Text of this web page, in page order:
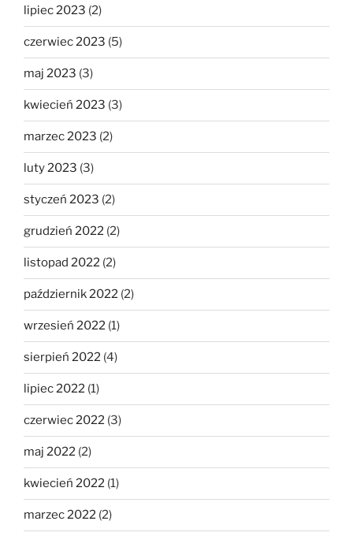
lipiec 2023 (2)
czerwiec 2023 (5)
maj 2023 (3)
kwiecień 2023 (3)
marzec 2023 (2)
luty 2023 (3)
styczeń 2023 (2)
grudzień 2022 (2)
listopad 2022 (2)
październik 2022 (2)
wrzesień 2022 (1)
sierpień 2022 (4)
lipiec 2022 (1)
czerwiec 2022 (3)
maj 2022 (2)
kwiecień 2022 (1)
marzec 2022 (2)